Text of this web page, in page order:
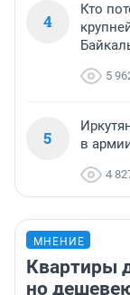
4
Кто
5
5
в
4
МНЕНИЕ
Квартиры
но